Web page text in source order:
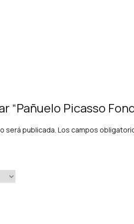
“Pañuelo Picasso
será publicada. Los campos